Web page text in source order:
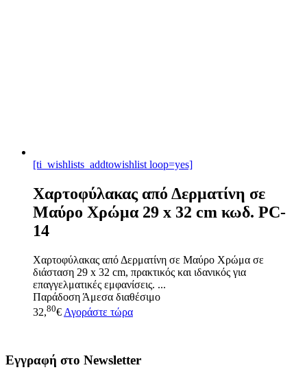
[ti_wishlists_addtowishlist loop=yes]
Χαρτοφύλακας από Δερματίνη σε
Μαύρο Χρώμα 29 x 32 cm κωδ. PC-
14
Χαρτοφύλακας από Δερματίνη σε Μαύρο Χρώμα σε
διάσταση 29 x 32 cm, πρακτικός και ιδανικός για
επαγγελματικές εμφανίσεις. ...
Παράδοση Άμεσα διαθέσιμο
32,80€ Αγοράστε τώρα
Εγγραφή στο Newsletter